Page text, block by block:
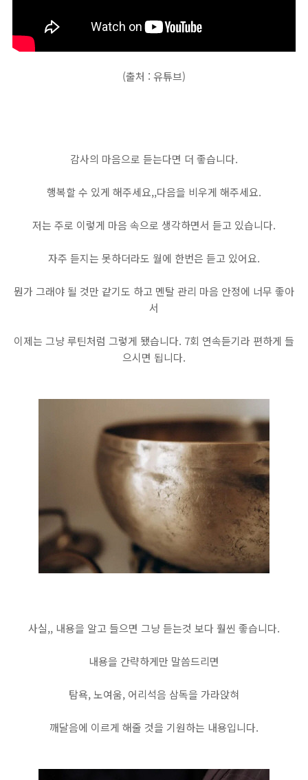
(출처 : 유튜브)
감사의 마음으로 듣는다면 더 좋습니다.
행복할 수 있게 해주세요,,다음을 비우게 해주세요.
저는 주로 이렇게 마음 속으로 생각하면서 듣고 있습니다.
자주 듣지는 못하더라도 월에 한번은 듣고 있어요.
뭔가 그래야 될 것만 같기도 하고 멘탈 관리 마음 안정에 너무 좋아
서
이제는 그냥 루틴처럼 그렇게 됐습니다. 7회 연속듣기라 편하게 들
으시면 됩니다.
사실,, 내용을 알고 들으면 그냥 듣는것 보다 훨씬 좋습니다.
내용을 간략하게만 말씀드리면
탐욕, 노여움, 어리석음 삼독을 가라앉혀
깨달음에 이르게 해줄 것을 기원하는 내용입니다.